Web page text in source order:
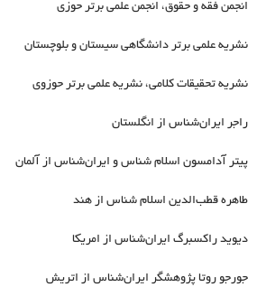
انجمن فقه و حقوق، انجمن علمی برتر حوزی
نشریه علمی برتر دانشگاهی سیستان و بلوچستان
نشریه تحقیقات کلامی، نشریه علمی برتر حوزوی
راجر ایران‌شناس از انگلستان
پیتر آدامسون اسلام شناس و ایران‌شناس از آلمان
طاهره قطب‌الدین اسلام شناس از هند
دیوید راکسبرگ ایران‌شناس از امریکا
جورجو روتا پژوهشگر ایران‌شناس از اتریش